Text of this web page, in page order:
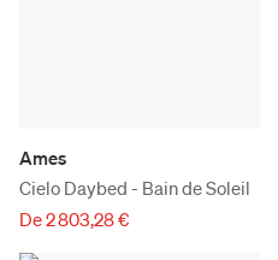
Ames
Cielo Daybed - Bain de Soleil
De 2 803,28 €